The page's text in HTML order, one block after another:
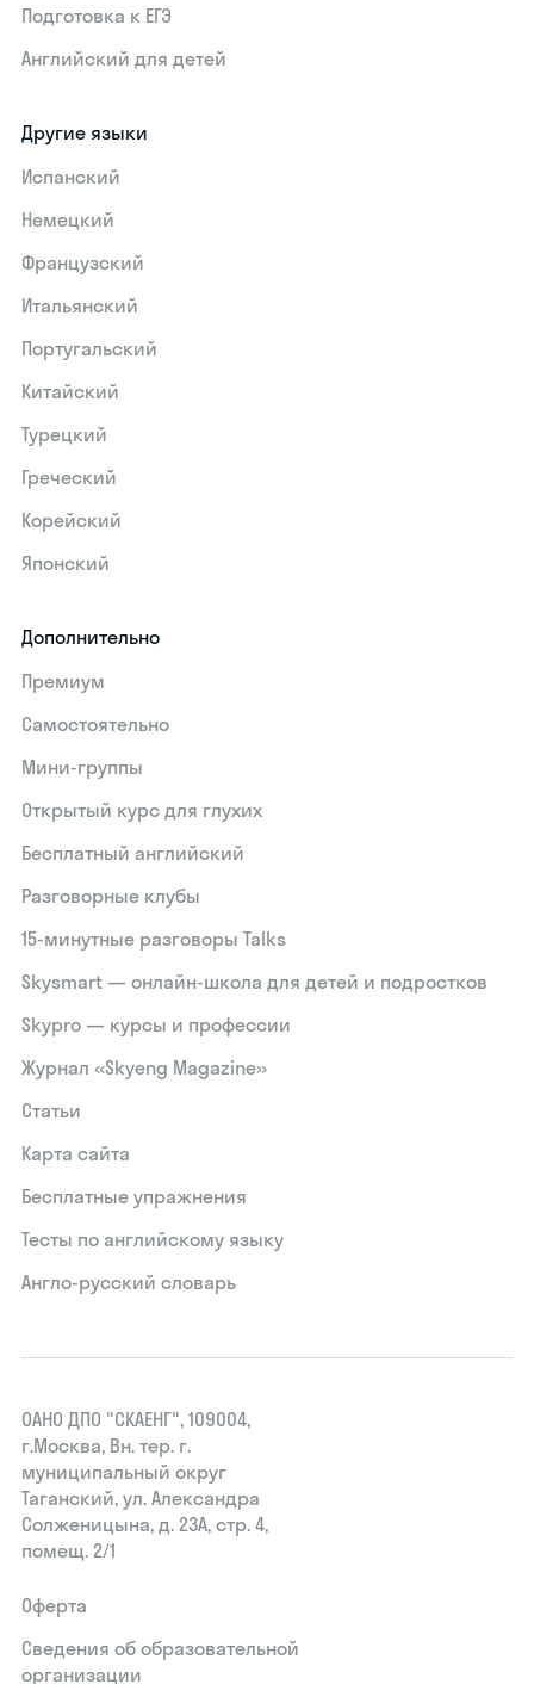
Подготовка к ЕГЭ
Английский для детей
Другие языки
Испанский
Немецкий
Французский
Итальянский
Португальский
Китайский
Турецкий
Греческий
Корейский
Японский
Дополнительно
Премиум
Самостоятельно
Мини-группы
Открытый курс для глухих
Бесплатный английский
Разговорные клубы
15‑минутные разговоры Talks
Skysmart — онлайн-школа для детей и подростков
Skypro — курсы и профессии
Журнал «Skyeng Magazine»
Статьи
Карта сайта
Бесплатные упражнения
Тесты по английскому языку
Англо-русский словарь
ОАНО ДПО "СКАЕНГ", 109004,
г.Москва, Вн. тер. г.
муниципальный округ
Таганский, ул. Александра
Солженицына, д. 23А, стр. 4,
помещ. 2/1
Оферта
Сведения об образовательной
организации